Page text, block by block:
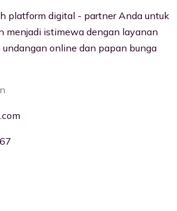
platform digital - partner Anda untuk
menjadi istimewa dengan layanan
online dan papan bunga